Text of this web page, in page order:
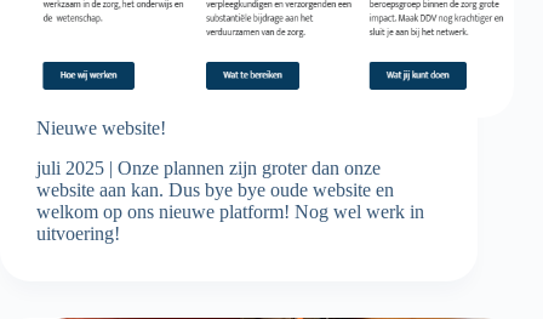
Nieuwe website!
juli 2025 | Onze plannen zijn groter dan onze
website aan kan. Dus bye bye oude website en
welkom op ons nieuwe platform! Nog wel werk in
uitvoering!